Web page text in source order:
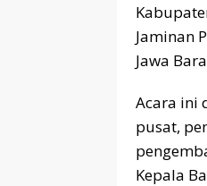
Jaminan
Jawa
​Acara ini
pusat,
​Kepala